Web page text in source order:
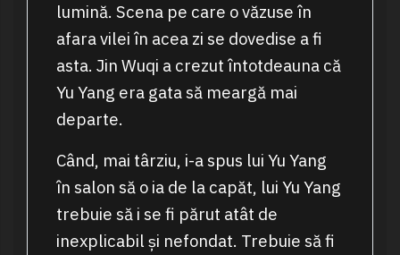
lumină. Scena pe care o văzuse în
afara vilei în acea zi se dovedise a fi
asta. Jin Wuqi a crezut întotdeauna că
Yu Yang era gata să meargă mai
departe.
Când, mai târziu, i-a spus lui Yu Yang
în salon să o ia de la capăt, lui Yu Yang
trebuie să i se fi părut atât de
inexplicabil și nefondat. Trebuie să fi